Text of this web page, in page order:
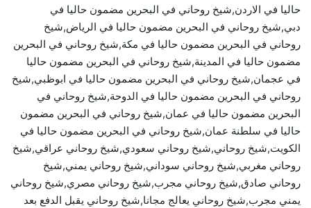
حاليا في الاردن,شيخ روحاني في البحرين مضمون حاليا في
دبي,شيخ روحاني في البحرين مضمون حاليا في الرياض,شيخ
روحاني في البحرين مضمون حاليا في مكة,شيخ روحاني في البحرين
مضمون حاليا في المدينة,شيخ روحاني في البحرين مضمون حاليا
في عجمان,شيخ روحاني في البحرين مضمون حاليا في ابوظبي,شيخ
روحاني في البحرين مضمون حاليا في الدوحة,شيخ روحاني في
البحرين مضمون حاليا في عمان,شيخ روحاني في البحرين مضمون
حاليا في سلطنة عمان,شيخ روحاني في البحرين مضمون حاليا في
الكويت,شيخ روحاني,شيخ روحاني سعودي,شيخ روحاني عراقي,شيخ
روحاني مغربي,شيخ روحاني سوداني,شيخ روحاني يمني,شيخ
روحاني صادق,شيخ روحاني مجرب,شيخ روحاني مصري,شيخ روحاني
يمني مجرب,شيخ روحاني يعالج مجانا,شيخ روحاني يقبل الدفع بعد